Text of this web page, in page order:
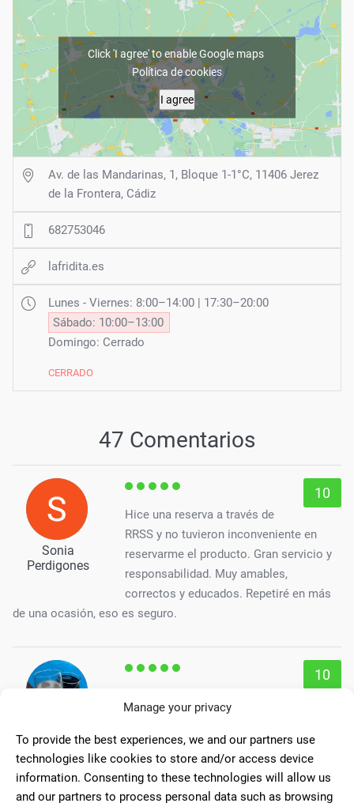
Manage your privacy
To provide the best experiences, we and our partners use
technologies like cookies to store and/or access device
information. Consenting to these technologies will allow us
and our partners to process personal data such as browsing
Click 'I agree' to enable Google maps
Política de cookies
I agree
Av. de las Mandarinas, 1, Bloque 1-1°C, 11406 Jerez
de la Frontera, Cádiz
682753046
lafridita.es
Lunes - Viernes: 8:00–14:00 | 17:30–20:00
Sábado: 10:00–13:00
Domingo: Cerrado
CERRADO
47 Comentarios
Sonia
Perdigones
10
Hice una reserva a través de
RRSS y no tuvieron inconveniente en
reservarme el producto. Gran servicio y
responsabilidad. Muy amables,
correctos y educados. Repetiré en más
de una ocasión, eso es seguro.
Jesus Mc
10
ha atendido en varias ocasiones conoce
muy bien el producto y te asesora en tus
dudas, hay gran variedad de productos.